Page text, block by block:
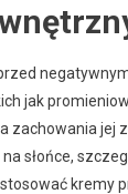
jak
zachowania jej
słońce,
kremy